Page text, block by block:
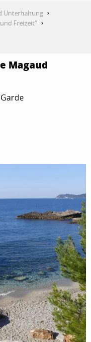
Unterhaltung
Freizeit“
Magaud